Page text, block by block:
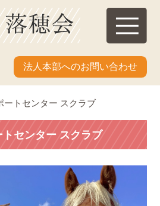
法人本部へのお問い合わせ
ートセンター スクラブ
トセンター スクラブ